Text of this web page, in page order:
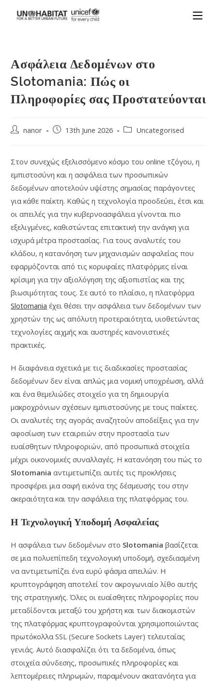
Ασφάλεια Δεδομένων στο
Slotomania: Πώς οι
Πληροφορίες σας Προστατεύονται
nanor 13th June 2026 Uncategorised
Στον συνεχώς εξελισσόμενο κόσμο του online τζόγου, η
εμπιστοσύνη και η ασφάλεια των προσωπικών
δεδομένων αποτελούν υψίστης σημασίας παράγοντες
για κάθε παίκτη. Καθώς η τεχνολογία προοδεύει, έτσι και
οι απειλές για την κυβερνοασφάλεια γίνονται πιο
εξελιγμένες, καθιστώντας επιτακτική την ανάγκη για
ισχυρά μέτρα προστασίας. Για τους αναλυτές του
κλάδου, η κατανόηση των μηχανισμών ασφαλείας που
εφαρμόζονται από τις κορυφαίες πλατφόρμες είναι
κρίσιμη για την αξιολόγηση της αξιοπιστίας και της
βιωσιμότητας τους. Σε αυτό το πλαίσιο, η πλατφόρμα
Slotomania έχει θέσει την ασφάλεια των δεδομένων των
χρηστών της ως απόλυτη προτεραιότητα, υιοθετώντας
τεχνολογίες αιχμής και αυστηρές κανονιστικές
πρακτικές.
Η διαφάνεια σχετικά με τις διαδικασίες προστασίας
δεδομένων δεν είναι απλώς μια νομική υποχρέωση, αλλά
και ένα θεμελιώδες στοιχείο για τη δημιουργία
μακροχρόνιων σχέσεων εμπιστοσύνης με τους παίκτες.
Οι αναλυτές της αγοράς αναζητούν αποδείξεις για την
αφοσίωση των εταιρειών στην προστασία των
ευαίσθητων πληροφοριών, από προσωπικά στοιχεία
μέχρι οικονομικές συναλλαγές. Η κατανόηση του πώς το
Slotomania αντιμετωπίζει αυτές τις προκλήσεις
προσφέρει μια σαφή εικόνα της δέσμευσής του στην
ακεραιότητα και την ασφάλεια της πλατφόρμας του.
Η Τεχνολογική Υποδομή Ασφαλείας
Η ασφάλεια των δεδομένων στο Slotomania βασίζεται
σε μια πολυεπίπεδη τεχνολογική υποδομή, σχεδιασμένη
να αντιμετωπίζει ένα ευρύ φάσμα απειλών. Η
κρυπτογράφηση αποτελεί τον ακρογωνιαίο λίθο αυτής
της στρατηγικής. Όλες οι ευαίσθητες πληροφορίες που
μεταδίδονται μεταξύ του χρήστη και των διακομιστών
της πλατφόρμας κρυπτογραφούνται χρησιμοποιώντας
πρωτόκολλα SSL (Secure Sockets Layer) τελευταίας
γενιάς. Αυτό διασφαλίζει ότι τα δεδομένα, όπως
στοιχεία σύνδεσης, προσωπικές πληροφορίες και
λεπτομέρειες πληρωμών, παραμένουν ακατανόητα για